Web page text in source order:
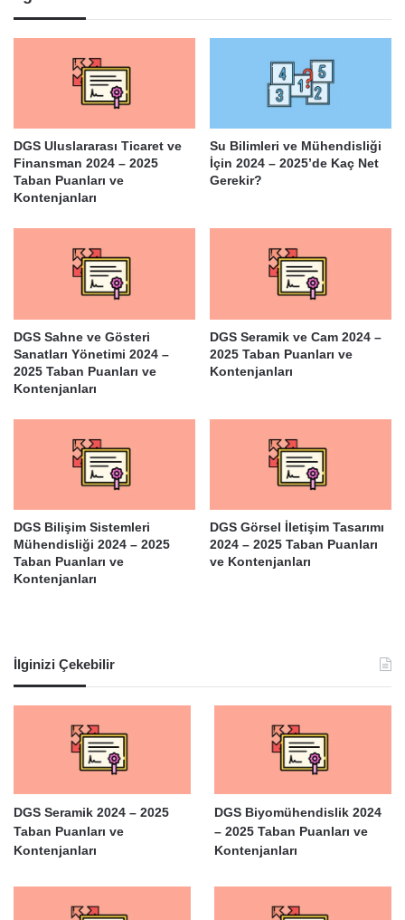
DGS Uluslararası Ticaret ve
Finansman 2024 – 2025
Taban Puanları ve
Kontenjanları
Su Bilimleri ve Mühendisliği
İçin 2024 – 2025’de Kaç Net
Gerekir?
DGS Sahne ve Gösteri
Sanatları Yönetimi 2024 –
2025 Taban Puanları ve
Kontenjanları
DGS Seramik ve Cam 2024 –
2025 Taban Puanları ve
Kontenjanları
DGS Bilişim Sistemleri
Mühendisliği 2024 – 2025
Taban Puanları ve
Kontenjanları
DGS Görsel İletişim Tasarımı
2024 – 2025 Taban Puanları
ve Kontenjanları
İlginizi Çekebilir
DGS Seramik 2024 – 2025
Taban Puanları ve
Kontenjanları
DGS Biyomühendislik 2024
– 2025 Taban Puanları ve
Kontenjanları